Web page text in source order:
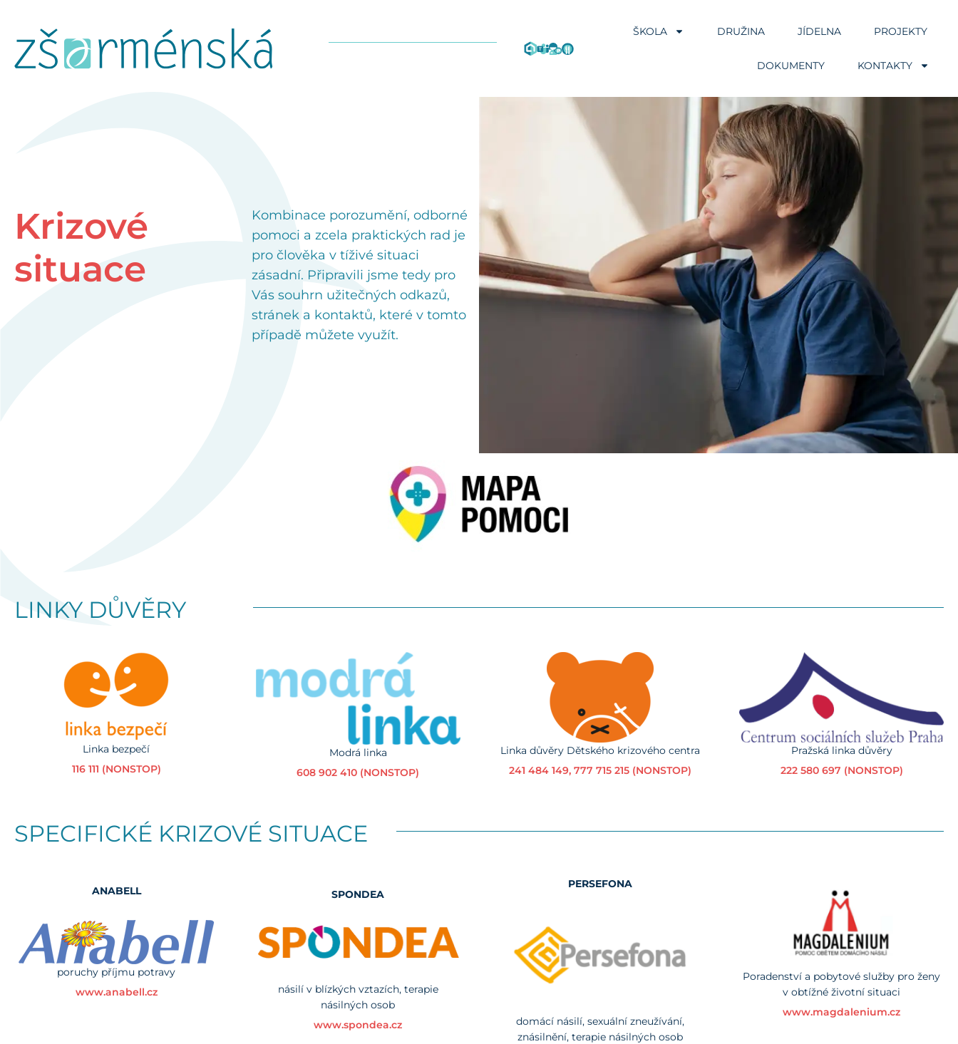
ŠKOLA DRUŽINA JÍDELNA PROJEKTY
DOKUMENTY KONTAKTY
Krizové
situace
Kombinace porozumění, odborné
pomoci a zcela praktických rad je
pro člověka v tíživé situaci
zásadní. Připravili jsme tedy pro
Vás souhrn užitečných odkazů,
stránek a kontaktů, které v tomto
případě můžete využít.
LINKY DŮVĚRY
Linka bezpečí
116 111 (NONSTOP)
Modrá linka
608 902 410 (NONSTOP)
Linka důvěry Dětského krizového centra
241 484 149, 777 715 215 (NONSTOP)
Pražská linka důvěry
222 580 697 (NONSTOP)
SPECIFICKÉ KRIZOVÉ SITUACE
ANABELL
poruchy příjmu potravy
www.anabell.cz
SPONDEA
násilí v blízkých vztazích, terapie
násilných osob
www.spondea.cz
PERSEFONA
domácí násilí, sexuální zneužívání,
znásilnění, terapie násilných osob
Poradenství a pobytové služby pro ženy
v obtížné životní situaci
www.magdalenium.cz